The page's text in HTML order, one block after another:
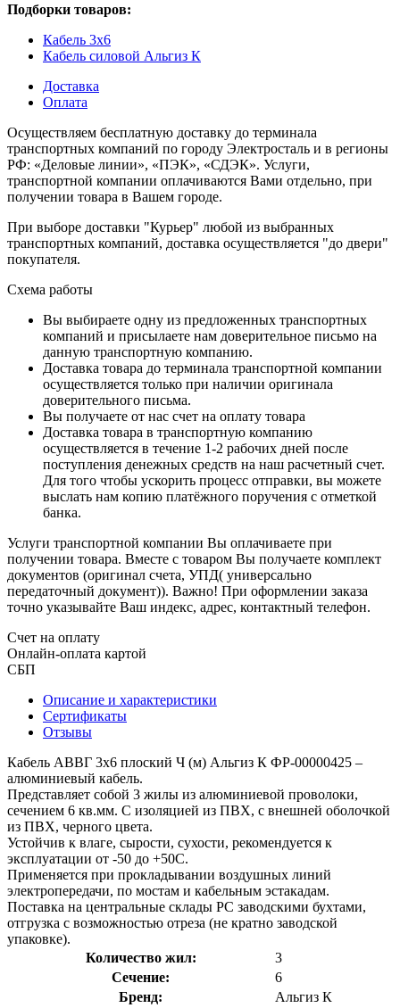
Подборки товаров:
Кабель 3x6
Кабель силовой Альгиз К
Доставка
Оплата
Осуществляем бесплатную доставку до терминала
транспортных компаний по городу Электросталь и в регионы
РФ: «Деловые линии», «ПЭК», «СДЭК». Услуги,
транспортной компании оплачиваются Вами отдельно, при
получении товара в Вашем городе.
При выборе доставки "Курьер" любой из выбранных
транспортных компаний, доставка осуществляется "до двери"
покупателя.
Схема работы
Вы выбираете одну из предложенных транспортных
компаний и присылаете нам доверительное письмо на
данную транспортную компанию.
Доставка товара до терминала транспортной компании
осуществляется только при наличии оригинала
доверительного письма.
Вы получаете от нас счет на оплату товара
Доставка товара в транспортную компанию
осуществляется в течение 1-2 рабочих дней после
поступления денежных средств на наш расчетный счет.
Для того чтобы ускорить процесс отправки, вы можете
выслать нам копию платёжного поручения с отметкой
банка.
Услуги транспортной компании Вы оплачиваете при
получении товара. Вместе с товаром Вы получаете комплект
документов (оригинал счета, УПД( универсально
передаточный документ)). Важно! При оформлении заказа
точно указывайте Ваш индекс, адрес, контактный телефон.
Счет на оплату
Онлайн-оплата картой
СБП
Описание и характеристики
Сертификаты
Отзывы
Кабель АВВГ 3х6 плоский Ч (м) Альгиз К ФР-00000425 –
алюминиевый кабель.
Представляет собой 3 жилы из алюминиевой проволоки,
сечением 6 кв.мм. С изоляцией из ПВХ, с внешней оболочкой
из ПВХ, черного цвета.
Устойчив к влаге, сырости, сухости, рекомендуется к
эксплуатации от -50 до +50С.
Применяется при прокладывании воздушных линий
электропередачи, по мостам и кабельным эстакадам.
Поставка на центральные склады РС заводскими бухтами,
отгрузка с возможностью отреза (не кратно заводской
упаковке).
Количество жил:
3
Сечение:
6
Бренд:
Альгиз К